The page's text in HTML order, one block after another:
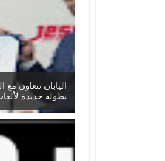
اليابان تتعاون مع
بطولة جديدة لألعاب